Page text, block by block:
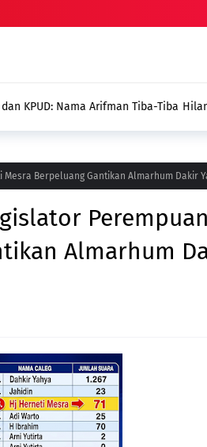
Kades
Berpeluang Gantikan Almarhum Dakir
Almarhum